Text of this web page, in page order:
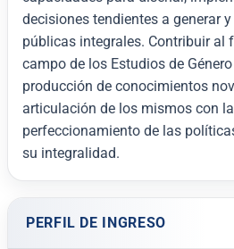
decisiones tendientes a generar
públicas integrales. Contribuir al
campo de los Estudios de
producción de conocimientos
articulación de los mismos con
perfeccionamiento de las
su integralidad.
PERFIL DE INGRESO